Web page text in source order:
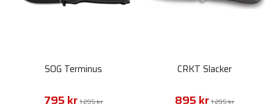
SOG Terminus
795 kr 1 295 kr
CRKT Slacker
895 kr 1 295 kr